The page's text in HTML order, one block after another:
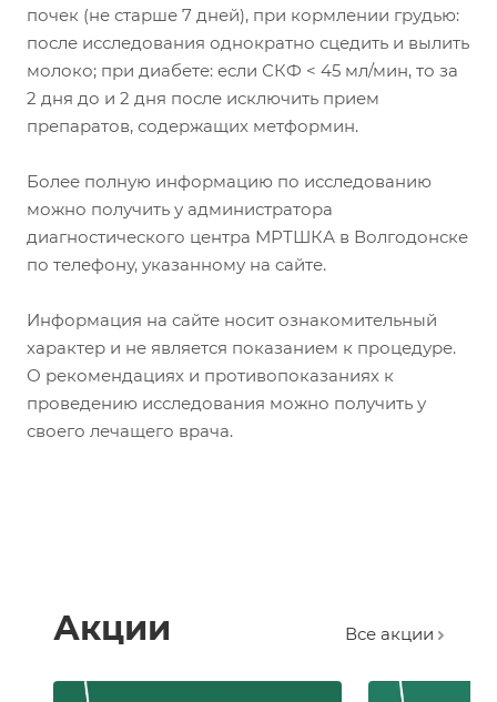
почек (не старше 7 дней), при кормлении грудью:
после исследования однократно сцедить и вылить
молоко; при диабете: если СКФ < 45 мл/мин, то за
2 дня до и 2 дня после исключить прием
препаратов, содержащих метформин.
Более полную информацию по исследованию
можно получить у администратора
диагностического центра МРТШКА в Волгодонске
по телефону, указанному на сайте.
Информация на сайте носит ознакомительный
характер и не является показанием к процедуре.
О рекомендациях и противопоказаниях к
проведению исследования можно получить у
своего лечащего врача.
Акции Все акции